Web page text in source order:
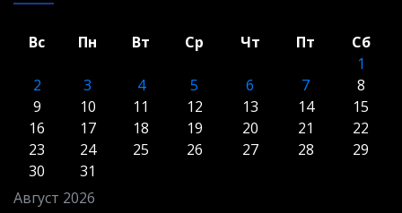
Август 2026
Вс Пн Вт Ср Чт Пт
Сб
1
2
3 4 5 6 7
8
9
10 11 12 13 14
15
16
17 18 19 20 21
22
23
24 25 26 27 28
29
30
31